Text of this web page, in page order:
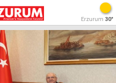
Erzurum 30°